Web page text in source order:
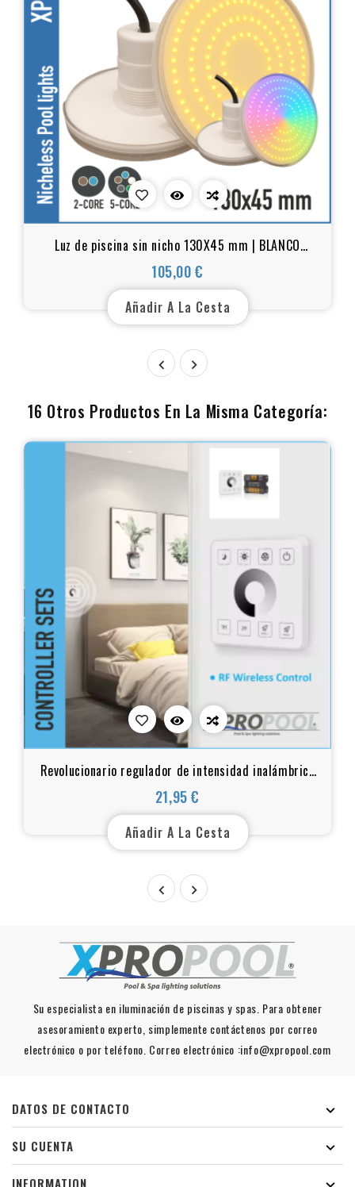
Luz de piscina sin nicho 130X45 mm | BLANCO
CÁLIDO / RGB+W 15W | 1,5 pulgadas
105,00 €
Precio
Añadir A La Cesta
 
16 Otros Productos En La Misma Categoría:
Revolucionario regulador de intensidad inalámbrico
RF: diseño elegante, control total monocolor
21,95 €
Precio
Añadir A La Cesta
 
Su especialista en iluminación de piscinas y spas. Para obtener
asesoramiento experto, simplemente contáctenos por correo
electrónico o por teléfono. Correo electrónico :info@xpropool.com
DATOS DE CONTACTO

SU CUENTA

INFORMATION